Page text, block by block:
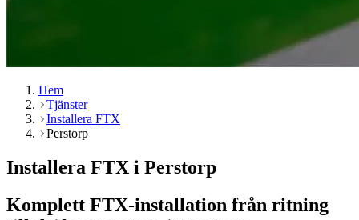
Hem
Tjänster
Installera FTX
Perstorp
Installera FTX i Perstorp
Komplett FTX-installation från ritning